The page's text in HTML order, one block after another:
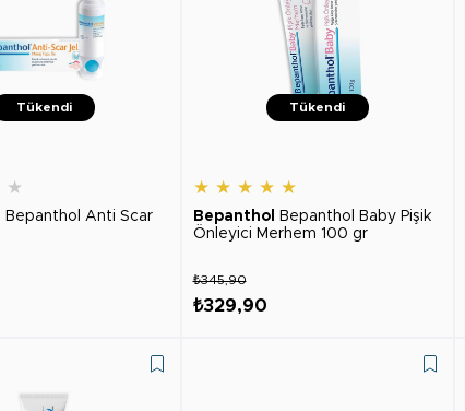
Tükendi
★
Bepanthol Anti Scar
Tükendi
★ ★ ★ ★ ★
Bepanthol
Bepanthol Baby Pişik
Önleyici Merhem 100 gr
₺329,90
₺345,90